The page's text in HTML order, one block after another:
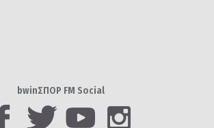
bwinΣΠΟΡ FM Social